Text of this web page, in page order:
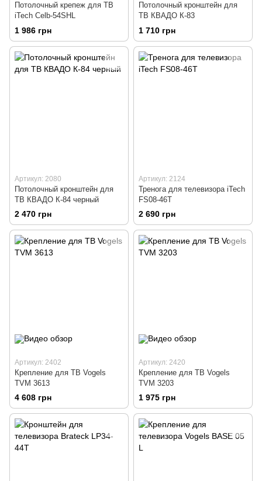
Потолочный крепеж для ТВ
iTech Celb-54SHL
1 986 грн
Потолочный кронштейн для
ТВ КВАДО К-83
1 710 грн
Артикул: 2080
Потолочный кронштейн для
ТВ КВАДО К-84 черный
2 470 грн
Артикул: 2124
Тренога для телевизора iTech
FS08-46T
2 690 грн
Артикул: 2402
Крепление для ТВ Vogels
TVM 3613
4 608 грн
Артикул: 2420
Крепление для ТВ Vogels
TVM 3203
1 975 грн